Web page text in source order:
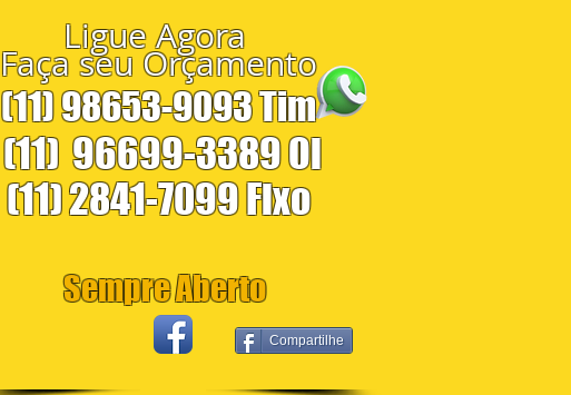
Ligue Agora
Faça seu Orçamento
(11) 98653-9093 Tim
(11) 96699-3389 Oi
(11) 2841-7099 Fixo
Sempre Aberto
Compartilhe